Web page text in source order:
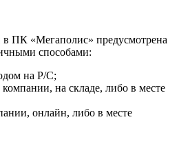
в ПК «Мегаполис» предусмотрена
способами:
на Р/С;
на складе, либо в месте
онлайн, либо в месте